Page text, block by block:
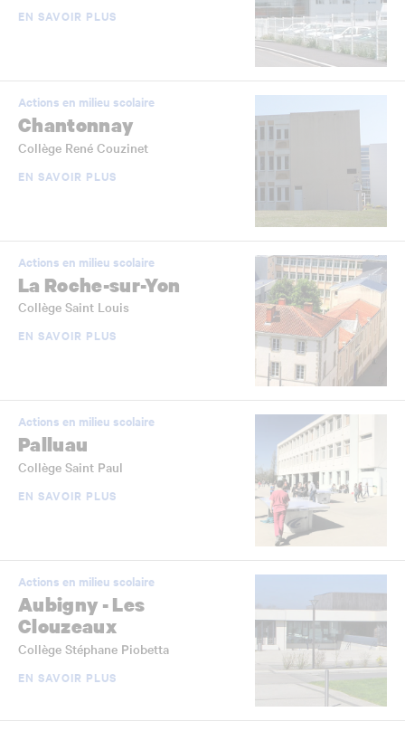
EN SAVOIR PLUS
Actions en milieu scolaire
Chantonnay
Collège René Couzinet
EN SAVOIR PLUS
Actions en milieu scolaire
La Roche-sur-Yon
Collège Saint Louis
EN SAVOIR PLUS
Actions en milieu scolaire
Palluau
Collège Saint Paul
EN SAVOIR PLUS
Actions en milieu scolaire
Aubigny - Les
Clouzeaux
Collège Stéphane Piobetta
EN SAVOIR PLUS